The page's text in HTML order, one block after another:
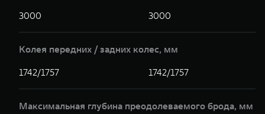
3000 3000
Колея передних / задних колес, мм
1742/1757 1742/1757
Максимальная глубина преодолеваемого брода, мм